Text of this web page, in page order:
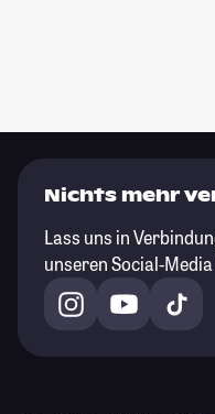
Nichts mehr
Lass uns in
unseren Social-